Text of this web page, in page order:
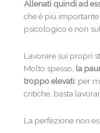
Allenati quindi ad
che è più
psicologico e non
Lavorare sui propri
Molto spesso, la
troppo elevati: per
critiche, basta
La perfezione non